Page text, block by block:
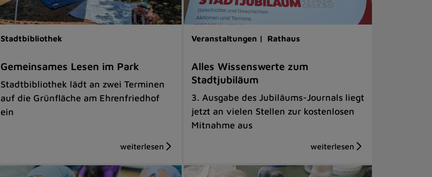
Stadtbibliothek
Gemeinsames Lesen im Park
Stadtbibliothek lädt an zwei Terminen
auf die Grünfläche am Ehrenfriedhof
ein
Veranstaltungen | Rathaus
Alles Wissenswerte zum
Stadtjubiläum
3. Ausgabe des Jubiläums-Journals liegt
jetzt an vielen Stellen zur kostenlosen
Mitnahme aus